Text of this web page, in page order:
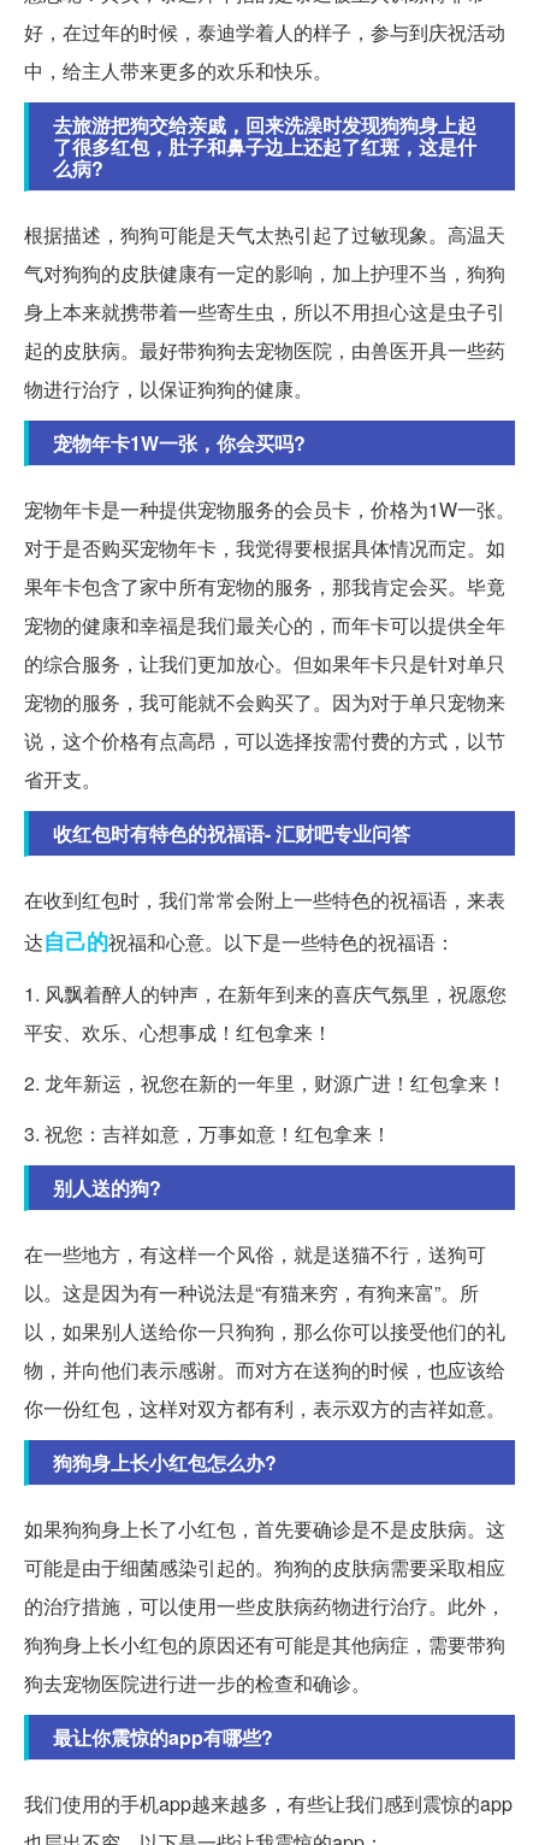
好，在过年的时候，泰迪学着人的样子，参与到庆祝活动
中，给主人带来更多的欢乐和快乐。
去旅游把狗交给亲戚，回来洗澡时发现狗狗身上起
了很多红包，肚子和鼻子边上还起了红斑，这是什
么病?
根据描述，狗狗可能是天气太热引起了过敏现象。高温天
气对狗狗的皮肤健康有一定的影响，加上护理不当，狗狗
身上本来就携带着一些寄生虫，所以不用担心这是虫子引
起的皮肤病。最好带狗狗去宠物医院，由兽医开具一些药
物进行治疗，以保证狗狗的健康。
宠物年卡1W一张，你会买吗?
宠物年卡是一种提供宠物服务的会员卡，价格为1W一张。
对于是否购买宠物年卡，我觉得要根据具体情况而定。如
果年卡包含了家中所有宠物的服务，那我肯定会买。毕竟
宠物的健康和幸福是我们最关心的，而年卡可以提供全年
的综合服务，让我们更加放心。但如果年卡只是针对单只
宠物的服务，我可能就不会购买了。因为对于单只宠物来
说，这个价格有点高昂，可以选择按需付费的方式，以节
省开支。
收红包时有特色的祝福语- 汇财吧专业问答
在收到红包时，我们常常会附上一些特色的祝福语，来表
达自己的祝福和心意。以下是一些特色的祝福语：
1. 风飘着醉人的钟声，在新年到来的喜庆气氛里，祝愿您
平安、欢乐、心想事成！红包拿来！
2. 龙年新运，祝您在新的一年里，财源广进！红包拿来！
3. 祝您：吉祥如意，万事如意！红包拿来！
别人送的狗?
在一些地方，有这样一个风俗，就是送猫不行，送狗可
以。这是因为有一种说法是“有猫来穷，有狗来富”。所
以，如果别人送给你一只狗狗，那么你可以接受他们的礼
物，并向他们表示感谢。而对方在送狗的时候，也应该给
你一份红包，这样对双方都有利，表示双方的吉祥如意。
狗狗身上长小红包怎么办?
如果狗狗身上长了小红包，首先要确诊是不是皮肤病。这
可能是由于细菌感染引起的。狗狗的皮肤病需要采取相应
的治疗措施，可以使用一些皮肤病药物进行治疗。此外，
狗狗身上长小红包的原因还有可能是其他病症，需要带狗
狗去宠物医院进行进一步的检查和确诊。
最让你震惊的app有哪些?
我们使用的手机app越来越多，有些让我们感到震惊的app